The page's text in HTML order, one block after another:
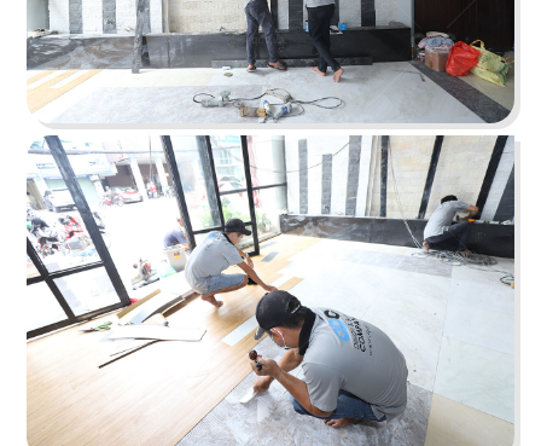
KOI THÉ
QDC rất hân hạnh khi được đồng hành cùng chủ
đầu tư cho dự án tổng thầu thi công chi nhánh
KOI Thé đầu tiên tại Biên Hòa, Đồng Nai.
Chi tiết